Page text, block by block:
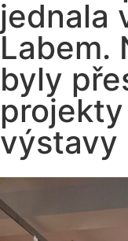
jednala
Labem.
byly
výstavy